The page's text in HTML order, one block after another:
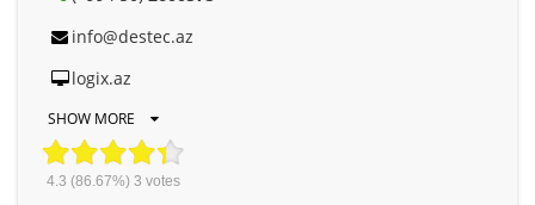
info@destec.az
logix.az
SHOW MORE
4.3 (86.67%) 3 votes